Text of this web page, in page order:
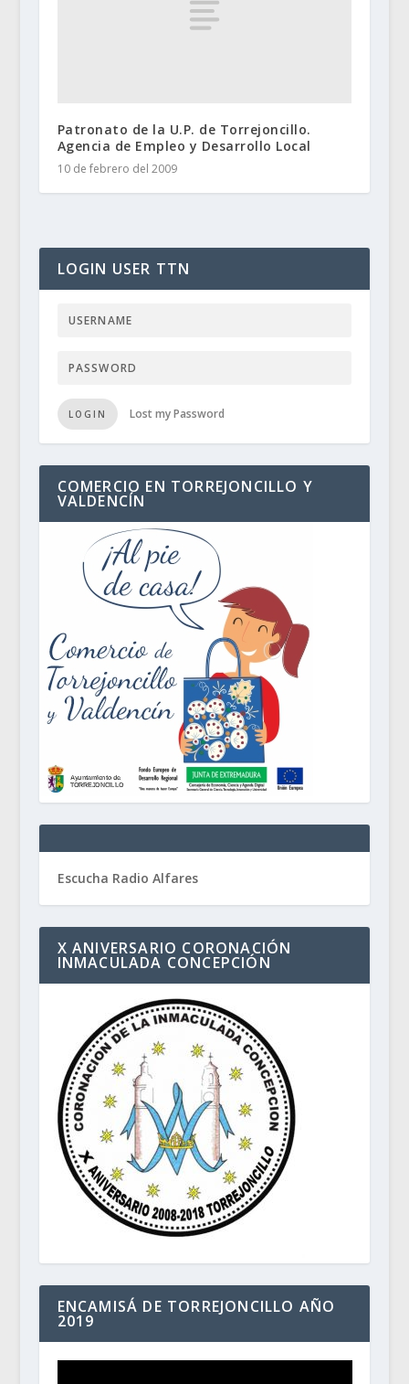
Patronato de la U.P. de Torrejoncillo.
Agencia de Empleo y Desarrollo Local
10 de febrero del 2009
LOGIN USER TTN
LOGIN Lost my Password
COMERCIO EN TORREJONCILLO Y
VALDENCÍN
Escucha Radio Alfares
X ANIVERSARIO CORONACIÓN
INMACULADA CONCEPCIÓN
ENCAMISÁ DE TORREJONCILLO AÑO
2019